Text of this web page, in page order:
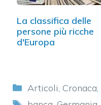
La classifica delle
persone più ricche
d'Europa
Categorie
Articoli, Cronaca,
Tag